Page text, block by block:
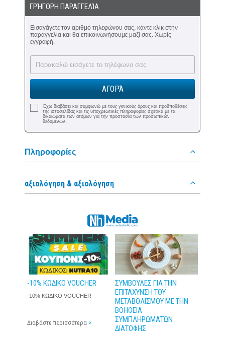
ΓΡΉΓΟΡΗ ΠΑΡΑΓΓΕΛΊΑ
Εισαγάγετε τον αριθμό τηλεφώνου σας, κάντε κλικ στην
παραγγελία και θα επικοινωνήσουμε μαζί σας. Χωρίς
εγγραφή.
ΑΓΟΡΆ
Έχω διαβάσει και συμφωνώ με τους γενικούς όρους και προϋποθέσεις
της ιστοσελίδας και τις υποχρεωτικές πληροφορίες σχετικά με τα
δικαιώματα των ατόμων για την προστασία των προσωπικών
δεδομένων.
Πληροφορίες
αξιολόγηση & αξιολόγηση
-10% ΚΩΔΙΚΟ VOUCHER
-10% ΚΩΔΙΚΟ VOUCHER
Διαβάστε περισσότερα >
ΣΥΜΒΟΥΛΕΣ ΓΙΑ ΤΗΝ
ΕΠΙΤΑΧΥΝΣΗ ΤΟΥ
ΜΕΤΑΒΟΛΙΣΜΟΥ ΜΕ ΤΗΝ
ΒΟΗΘΕΙΑ
ΣΥΜΠΛΗΡΩΜΑΤΩΝ
ΔΙΑΤΟΦΗΣ